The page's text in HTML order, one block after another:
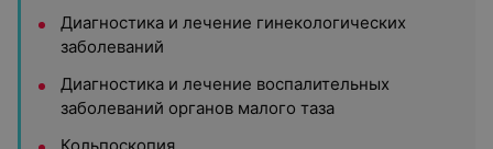
Диагностика и лечение гинекологических
заболеваний
Диагностика и лечение воспалительных
заболеваний органов малого таза